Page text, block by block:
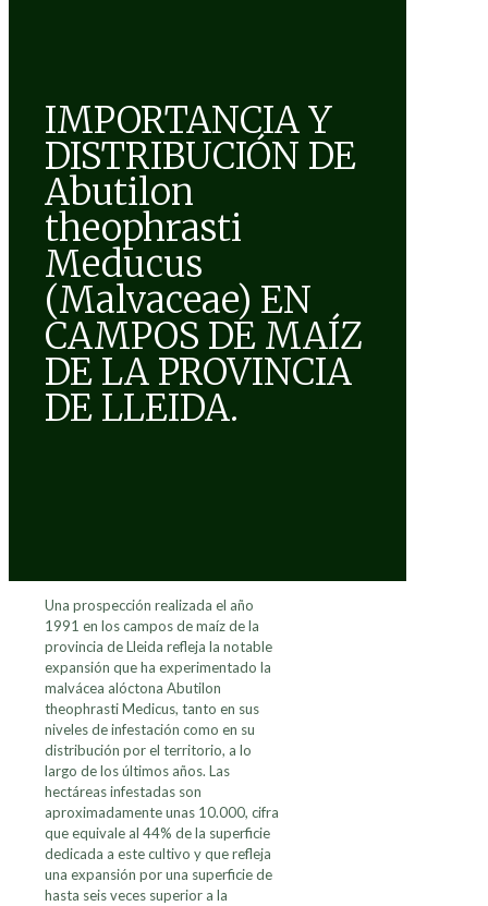
IMPORTANCIA Y
DISTRIBUCIÓN DE
Abutilon
theophrasti
Meducus
(Malvaceae) EN
CAMPOS DE MAÍZ
DE LA PROVINCIA
DE LLEIDA.
Una prospección realizada el año
1991 en los campos de maíz de la
provincia de Lleida refleja la notable
expansión que ha experimentado la
malvácea alóctona Abutilon
theophrasti Medicus, tanto en sus
niveles de infestación como en su
distribución por el territorio, a lo
largo de los últimos años. Las
hectáreas infestadas son
aproximadamente unas 10.000, cifra
que equivale al 44% de la superficie
dedicada a este cultivo y que refleja
una expansión por una superficie de
hasta seis veces superior a la